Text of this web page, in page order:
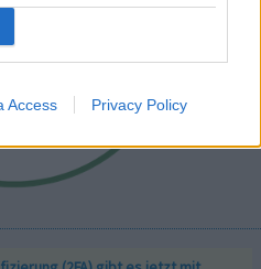
Access Privacy Policy